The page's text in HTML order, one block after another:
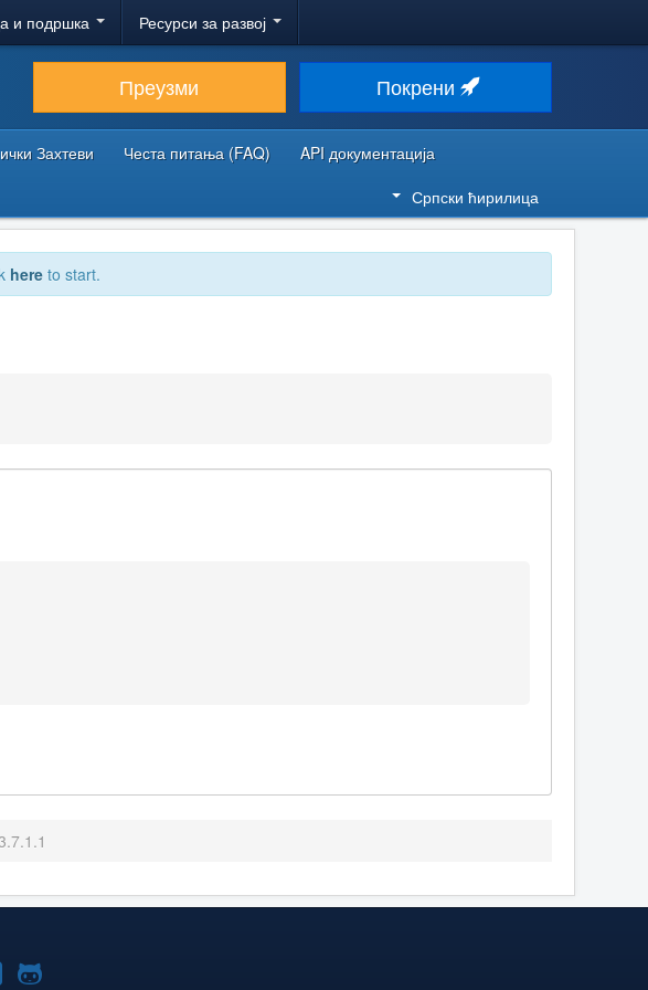
и подршка Ресурси за развој
Преузми Покрени
Захтеви Честа питања (FAQ)
API документација
Српски ћирилица
here to start.
Joomla!